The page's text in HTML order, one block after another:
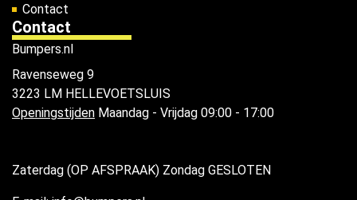
Contact
Contact
Bumpers.nl
Ravenseweg 9
3223 LM HELLEVOETSLUIS
Openingstijden Maandag - Vrijdag 09:00 - 17:00
Zaterdag (OP AFSPRAAK) Zondag GESLOTEN